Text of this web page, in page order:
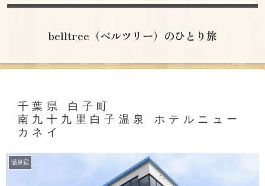
belltree（ベルツリー）のひとり旅
千葉県 白子町
南九十九里白子温泉 ホテルニュー
カネイ
温泉宿